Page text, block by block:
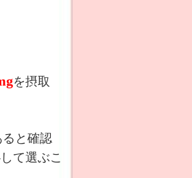
を摂取
と確認
て選ぶこ